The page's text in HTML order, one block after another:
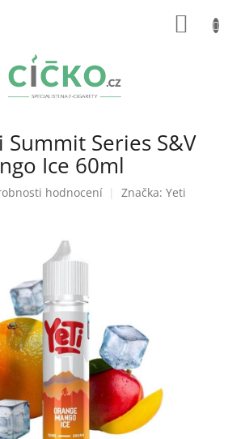
Summit Series S&V
Ice 60ml
hodnocení Značka: Yeti